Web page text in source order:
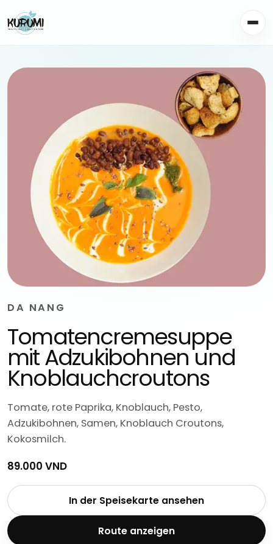
DA NANG
Tomatencremesuppe
mit Adzukibohnen und
Knoblauchcroutons
Tomate, rote Paprika, Knoblauch, Pesto,
Adzukibohnen, Samen, Knoblauch Croutons,
Kokosmilch.
89.000 VND
In der Speisekarte ansehen
Route anzeigen